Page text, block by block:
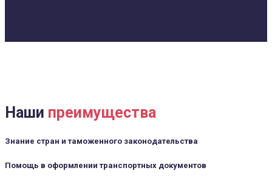
Наши преимущества
Знание стран и таможенного законодательства
Помощь в оформлении транспортных документов